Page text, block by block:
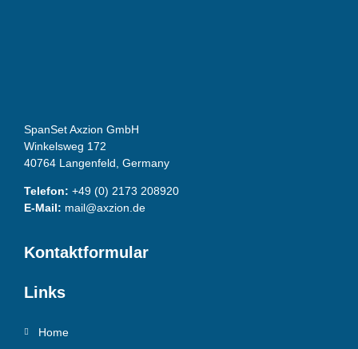
SpanSet Axzion GmbH
Winkelsweg 172
40764 Langenfeld, Germany
Telefon: +49 (0) 2173 208920
E-Mail: mail@axzion.de
Kontaktformular
Links
Home